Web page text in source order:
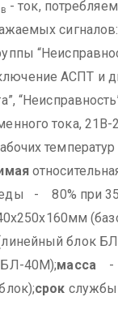
- ток,
АСПТ и
тока, 21В-
- 80% при
блок
БЛ-40М);масса -
срок